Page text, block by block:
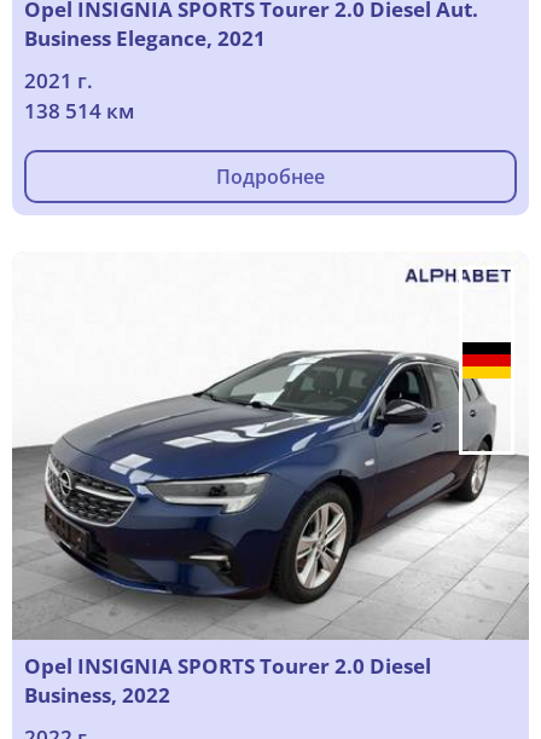
Opel INSIGNIA SPORTS Tourer 2.0 Diesel Aut.
Business Elegance, 2021
2021 г.
138 514 км
Подробнее
Opel INSIGNIA SPORTS Tourer 2.0 Diesel
Business, 2022